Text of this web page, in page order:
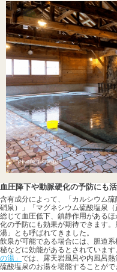
血圧降下や動脈硬化の予防にも
含有成分によって、「カルシウム
硝泉）」「マグネシウム硫酸塩泉
総じて血圧低下、鎮静作用がある
化の予防にも効果が期待できます
湯」とも呼ばれてきました。
飲泉が可能である場合には、胆道
秘などに効能があるとされていま
の湯」 では、露天岩風呂や内風呂
硫酸塩泉のお湯を堪能することがで